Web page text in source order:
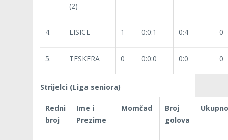
(2)
4. LISICE 1 0:0:1 0:4 0
5. TESKERA 0 0:0:0 0:0 0
Strijelci (Liga seniora)
Redni
broj
Ime i
Prezime
Momčad
Broj
golova
Ukupno